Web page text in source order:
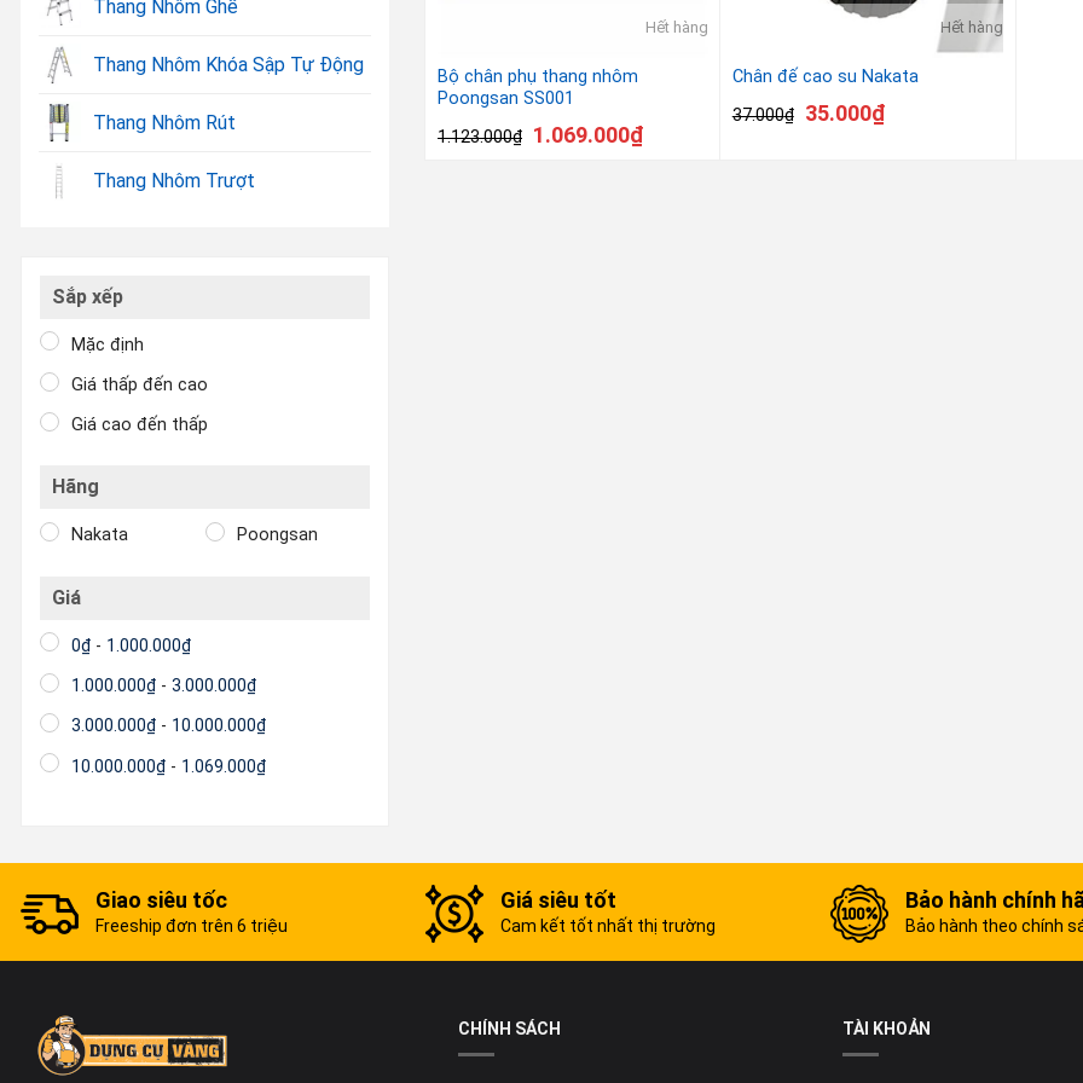
Hết hàng
Bộ chân phụ thang nhôm
Poongsan SS001
1.123.000₫ 1.069.000₫
Hết hàng
Chân đế cao su Nakata
37.000₫ 35.000₫
Thang Nhôm Ghế
Thang Nhôm Khóa Sập Tự Động
Thang Nhôm Rút
Thang Nhôm Trượt
Sắp xếp
Mặc định
Giá thấp đến cao
Giá cao đến thấp
Hãng
Nakata Poongsan
Giá
0₫ - 1.000.000₫
1.000.000₫ - 3.000.000₫
3.000.000₫ - 10.000.000₫
10.000.000₫ - 1.069.000₫
Giao siêu tốc
Freeship đơn trên 6 triệu
Giá siêu tốt
Cam kết tốt nhất thị trường
Bảo hành chính
Bảo hành theo chính
CHÍNH SÁCH TÀI KHOẢN